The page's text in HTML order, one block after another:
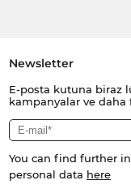
Newsletter
E-posta kutuna biraz
kampanyalar ve daha
You can find further
personal data here